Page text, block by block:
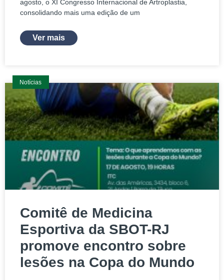
agosto, o XI Congresso Internacional de Artroplastia,
consolidando mais uma edição de um
Ver mais
Notícias
Comitê de Medicina
Esportiva da SBOT-RJ
promove encontro sobre
lesões na Copa do Mundo